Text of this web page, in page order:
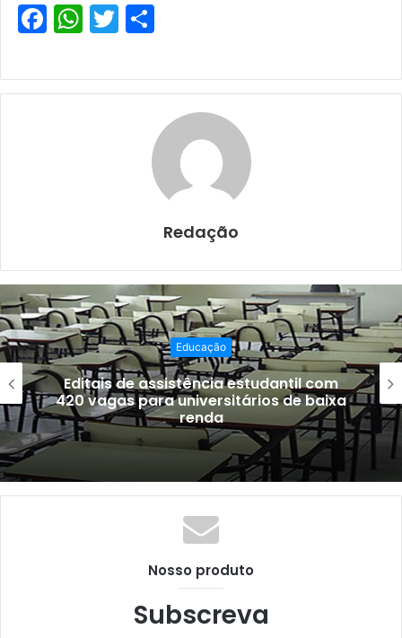
F
c
e
W
at
s
T
itt
er
ar
e
Redação
Educação
Editais de assistência estudantil com
420 vagas para universitários de baixa
renda
Nosso produto
Subscreva